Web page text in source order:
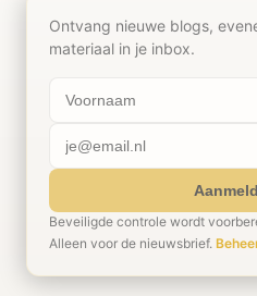
Ontvang nieuwe blogs,
materiaal in je inbox.
Beveiligde controle wordt
Alleen voor de nieuwsbrief.